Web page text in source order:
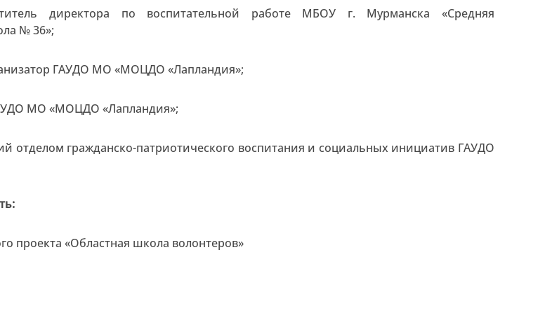
директора по воспитательной работе МБОУ г. Мурманска «Средняя
№ 36»;
ГАУДО МО «МОЦДО «Лапландия»;
МО «МОЦДО «Лапландия»;
отделом гражданско-патриотического воспитания и социальных инициатив ГАУДО
проекта «Областная школа волонтеров»